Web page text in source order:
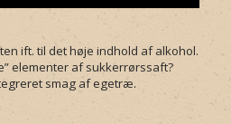
ift. til det høje indhold af alkohol.
elementer af sukkerrørssaft?
smag af egetræ.